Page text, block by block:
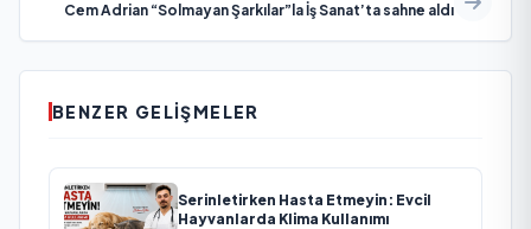
Cem Adrian “Solmayan Şarkılar”la İş Sanat’ta sahne aldı
BENZER GELIŞMELER
Serinletirken Hasta Etmeyin: Evcil
Hayvanlarda Klima Kullanımı